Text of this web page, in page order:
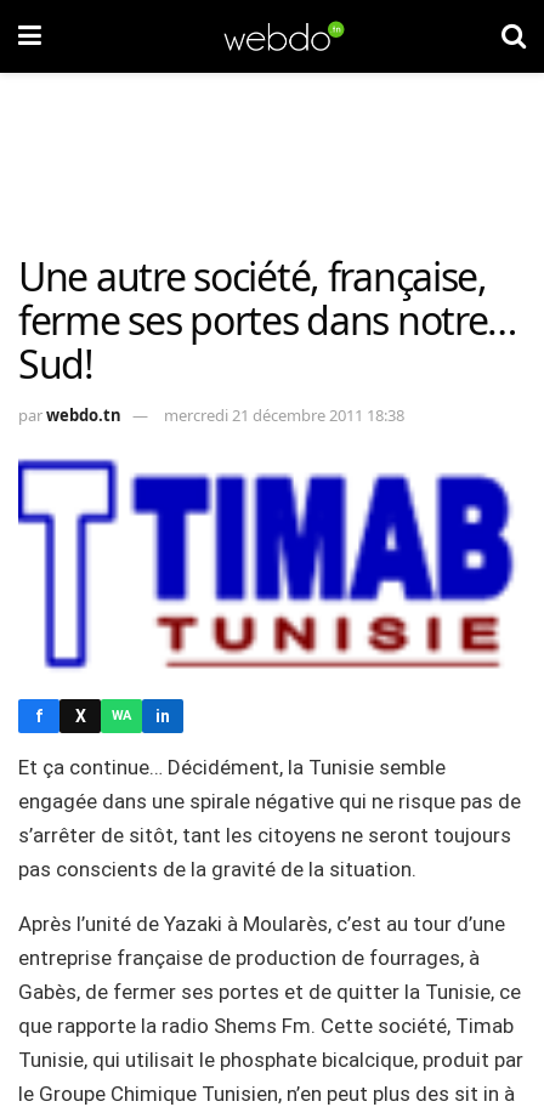
Une autre société, française,
ferme ses portes dans notre…
Sud!
parwebdo.tn mercredi 21 décembre 2011 18:38
f X WA in
Et ça continue… Décidément, la Tunisie semble
engagée dans une spirale négative qui ne risque pas de
s’arrêter de sitôt, tant les citoyens ne seront toujours
pas conscients de la gravité de la situation.
Après l’unité de Yazaki à Moularès, c’est au tour d’une
entreprise française de production de fourrages, à
Gabès, de fermer ses portes et de quitter la Tunisie, ce
que rapporte la radio Shems Fm. Cette société, Timab
Tunisie, qui utilisait le phosphate bicalcique, produit par
le Groupe Chimique Tunisien, n’en peut plus des sit in à